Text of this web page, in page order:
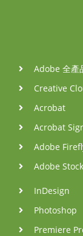
Adobe 全產
Creative
Acrobat
Acrobat
Adobe
Adobe Stock
InDesign
Photoshop
Premiere